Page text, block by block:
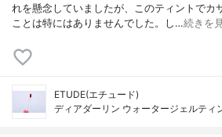
れを懸念していましたが、このティントでカ
ことは特にはありませんでした。し…続きを
ETUDE(エチュード)
ディアダーリン ウォータージェルティ